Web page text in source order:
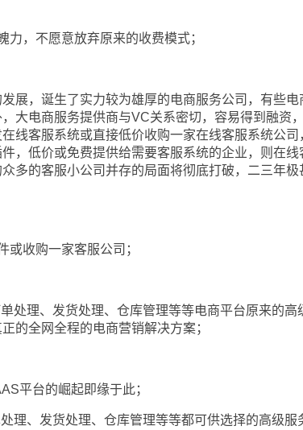
，不愿意放弃原来的收费模式；
，诞生了实力较为雄厚的电商服务公司，有些电
大电商服务提供商与VC关系密切，容易得到融资
线客服系统或直接低价收购一家在线客服系统公司
，低价或免费提供给需要客服系统的企业，则在线
多的客服小公司并存的局面将彻底打破，二三年极
收购一家客服公司；
理、发货处理、仓库管理等等电商平台原来的高
的全网全程的电商营销解决方案；
平台的崛起即缘于此；
、发货处理、仓库管理等等都可供选择的高级服